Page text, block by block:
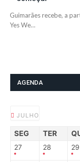
Guimarães recebe, a
Yes We…
AGENDA
JULHO
SEG TER
27 28 29